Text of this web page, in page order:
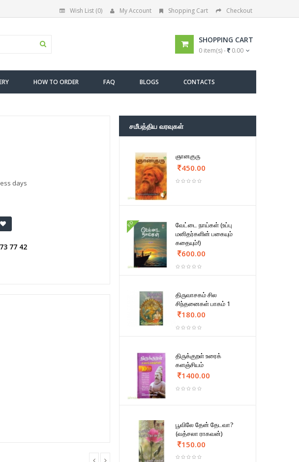
Wish List (0) My Account Shopping Cart Checkout
SHOPPING CART
0 item(s) - 0.00
HOW TO ORDER FAQ BLOGS CONTACTS
days
77 42
சமீபத்திய வரவுகள்
ஞானகுரு
450.00
FD
வேட்டை நாய்கள் (உப்பு
மனிதர்களின் பகையும்
கதையும்!)
600.00
திருவாசகம் சில
சிந்தனைகள் பாகம் 1
180.00
திருக்குறள் உரைக்
களஞ்சியம்
1400.00
பூவிலே தேன் தேடவா?
(வத்சலா ராகவன்)
150.00